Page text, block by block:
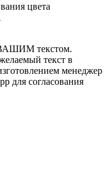
цвета
ВАШИМ текстом.
текст в
менеджер
для согласования